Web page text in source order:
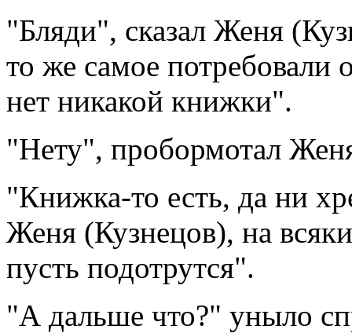
"Бляди", сказал Женя
то же самое потребовали
нет никакой книжки".
"Нету", пробормотал
"Книжка-то есть, да ни
Женя (Кузнецов), на
пусть подотрутся".
"А дальше что?" уныло